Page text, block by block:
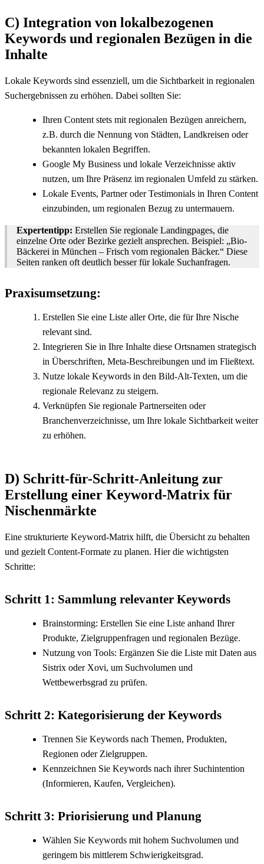
C) Integration von lokalbezogenen
Keywords und regionalen Bezügen in die
Inhalte
Lokale Keywords sind essenziell, um die Sichtbarkeit in regionalen
Suchergebnissen zu erhöhen. Dabei sollten Sie:
Ihren Content stets mit regionalen Bezügen anreichern,
z.B. durch die Nennung von Städten, Landkreisen oder
bekannten lokalen Begriffen.
Google My Business und lokale Verzeichnisse aktiv
nutzen, um Ihre Präsenz im regionalen Umfeld zu stärken.
Lokale Events, Partner oder Testimonials in Ihren Content
einzubinden, um regionalen Bezug zu untermauern.
Expertentipp: Erstellen Sie regionale Landingpages, die
einzelne Orte oder Bezirke gezielt ansprechen. Beispiel: „Bio-
Bäckerei in München – Frisch vom regionalen Bäcker.“ Diese
Seiten ranken oft deutlich besser für lokale Suchanfragen.
Praxisumsetzung:
Erstellen Sie eine Liste aller Orte, die für Ihre Nische
relevant sind.
Integrieren Sie in Ihre Inhalte diese Ortsnamen strategisch
in Überschriften, Meta-Beschreibungen und im Fließtext.
Nutze lokale Keywords in den Bild-Alt-Texten, um die
regionale Relevanz zu steigern.
Verknüpfen Sie regionale Partnerseiten oder
Branchenverzeichnisse, um Ihre lokale Sichtbarkeit weiter
zu erhöhen.
D) Schritt-für-Schritt-Anleitung zur
Erstellung einer Keyword-Matrix für
Nischenmärkte
Eine strukturierte Keyword-Matrix hilft, die Übersicht zu behalten
und gezielt Content-Formate zu planen. Hier die wichtigsten
Schritte:
Schritt 1: Sammlung relevanter Keywords
Brainstorming: Erstellen Sie eine Liste anhand Ihrer
Produkte, Zielgruppenfragen und regionalen Bezüge.
Nutzung von Tools: Ergänzen Sie die Liste mit Daten aus
Sistrix oder Xovi, um Suchvolumen und
Wettbewerbsgrad zu prüfen.
Schritt 2: Kategorisierung der Keywords
Trennen Sie Keywords nach Themen, Produkten,
Regionen oder Zielgruppen.
Kennzeichnen Sie Keywords nach ihrer Suchintention
(Informieren, Kaufen, Vergleichen).
Schritt 3: Priorisierung und Planung
Wählen Sie Keywords mit hohem Suchvolumen und
geringem bis mittlerem Schwierigkeitsgrad.